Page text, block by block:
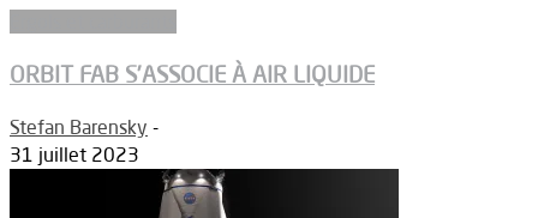
ORBIT FAB S’ASSOCIE À AIR LIQUIDE
Stefan Barensky -
31 juillet 2023